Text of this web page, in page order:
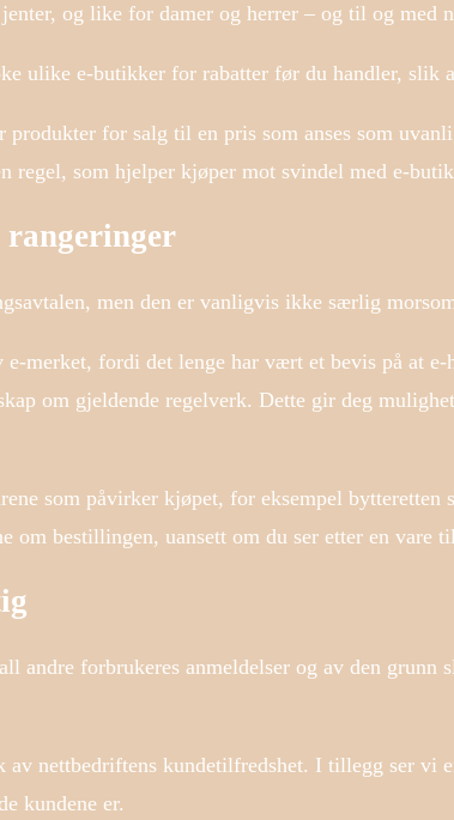
og like for damer og herrer – og til og med
ulike e-butikker for rabatter før du handler, slik
for salg til en pris som anses som
regel, som hjelper kjøper mot svindel med e-
men den er vanligvis ikke særlig
merket, fordi det lenge har vært et bevis på at
om gjeldende regelverk. Dette gir deg
som påvirker kjøpet, for eksempel bytteretten
bestillingen, uansett om du ser etter en vare
forbrukeres anmeldelser og av den
nettbedriftens kundetilfredshet. I tillegg ser vi
kundene er.